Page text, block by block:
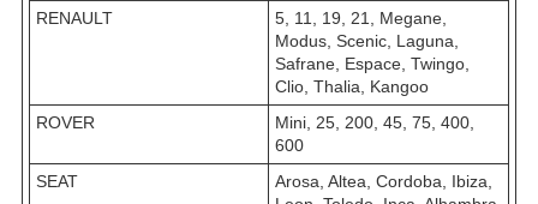
RENAULT
5, 11, 19, 21, Megane,
Modus, Scenic, Laguna,
Safrane, Espace, Twingo,
Clio, Thalia, Kangoo
ROVER
Mini, 25, 200, 45, 75, 400,
600
SEAT
Arosa, Altea, Cordoba, Ibiza,